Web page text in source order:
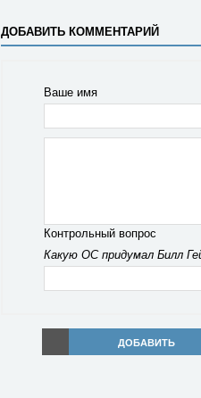
ДОБАВИТЬ КОММЕНТАРИЙ
Ваше имя
Контрольный вопрос
Какую ОС придумал Билл
ДОБАВИТЬ